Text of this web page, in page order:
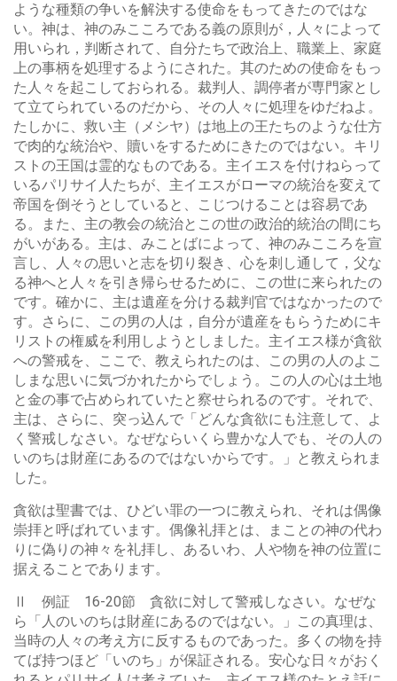
ような種類の争いを解決する使命をもってきたのではな
い。神は、神のみこころである義の原則が，人々によって
用いられ，判断されて、自分たちで政治上、職業上、家庭
上の事柄を処理するようにされた。其のための使命をもっ
た人々を起こしておられる。裁判人、調停者が専門家とし
て立てられているのだから、その人々に処理をゆだねよ。
たしかに、救い主（メシヤ）は地上の王たちのような仕方
で肉的な統治や、贖いをするためにきたのではない。キリ
ストの王国は霊的なものである。主イエスを付けねらって
いるパリサイ人たちが、主イエスがローマの統治を変えて
帝国を倒そうとしていると、こじつけることは容易であ
る。また、主の教会の統治とこの世の政治的統治の間にち
がいがある。主は、みことばによって、神のみこころを宣
言し、人々の思いと志を切り裂き、心を刺し通して，父な
る神へと人々を引き帰らせるために、この世に来られたの
です。確かに、主は遺産を分ける裁判官ではなかったので
す。さらに、この男の人は，自分が遺産をもらうためにキ
リストの権威を利用しようとしました。主イエス様が貪欲
への警戒を、ここで、教えられたのは、この男の人のよこ
しまな思いに気づかれたからでしょう。この人の心は土地
と金の事で占められていたと察せられるのです。それで、
主は、さらに、突っ込んで「どんな貪欲にも注意して、よ
く警戒しなさい。なぜならいくら豊かな人でも、その人の
いのちは財産にあるのではないからです。」と教えられま
した。
貪欲は聖書では、ひどい罪の一つに教えられ、それは偶像
崇拝と呼ばれています。偶像礼拝とは、まことの神の代わ
りに偽りの神々を礼拝し、あるいわ、人や物を神の位置に
据えることであります。
Ⅱ 例証 16-20節 貪欲に対して警戒しなさい。なぜな
ら「人のいのちは財産にあるのではない。」この真理は、
当時の人々の考え方に反するものであった。多くの物を持
てば持つほど「いのち」が保証される。安心な日々がおく